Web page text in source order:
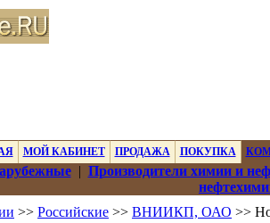
МОЙ КАБИНЕТ ПРОДАЖА ПОКУПКА
| Производители химии и
>> Российские >> ВНИИКП, ОАО >>